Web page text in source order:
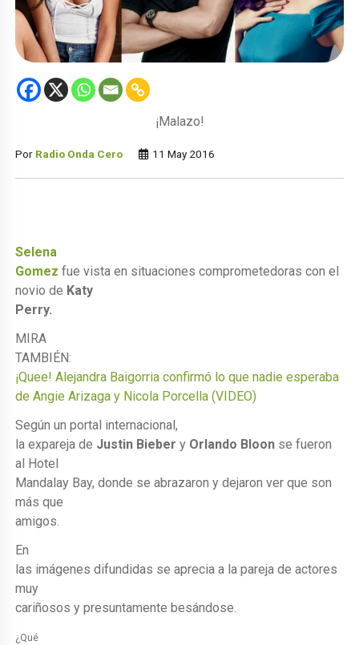
¡Malazo!
Por Radio Onda Cero 11 May 2016
Selena
Gomez fue vista en situaciones comprometedoras con el
novio de Katy
Perry.
MIRA
TAMBIÉN:
¡Quee! Alejandra Baigorria confirmó lo que nadie esperaba
de Angie Arizaga y Nicola Porcella (VIDEO)
Según un portal internacional,
la expareja de Justin Bieber y Orlando Bloon se fueron
al Hotel
Mandalay Bay, donde se abrazaron y dejaron ver que son
más que
amigos.
En
las imágenes difundidas se aprecia a la pareja de actores
muy
cariñosos y presuntamente besándose.
¿Qué